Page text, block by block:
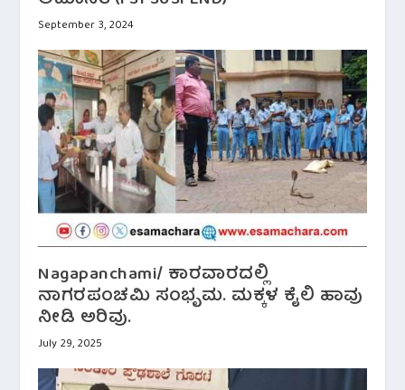
September 3, 2024
Nagapanchami/ ಕಾರವಾರದಲ್ಲಿ
ನಾಗರಪಂಚಮಿ ಸಂಭೃಮ. ಮಕ್ಕಳ ಕೈಲಿ ಹಾವು
ನೀಡಿ ಅರಿವು.
July 29, 2025